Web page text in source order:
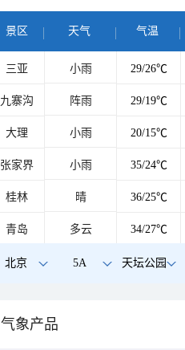
景区 天气 气温
三亚 小雨 29/26℃
九寨沟 阵雨 29/19℃
大理 小雨 20/15℃
张家界 小雨 35/24℃
桂林 晴 36/25℃
青岛 多云 34/27℃
北京 5A 天坛公园
气象产品